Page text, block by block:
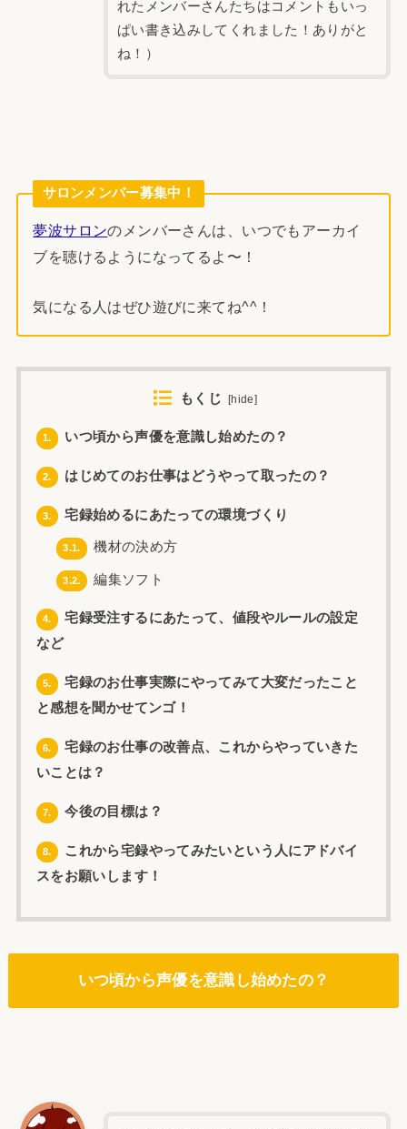
れたメンバーさんたちはコメントもいっ
ぱい書き込みしてくれました！ありがと
ね！）
サロンメンバー募集中！
夢波サロンのメンバーさんは、いつでもアーカイ
ブを聴けるようになってるよ〜！
気になる人はぜひ遊びに来てね^^！
もくじ [hide]
1. いつ頃から声優を意識し始めたの？
2. はじめてのお仕事はどうやって取ったの？
3. 宅録始めるにあたっての環境づくり
3.1. 機材の決め方
3.2. 編集ソフト
4.
宅録受注するにあたって、値段やルールの設定
など
5.
宅録のお仕事実際にやってみて大変だったこと
と感想を聞かせてンゴ！
6.
宅録のお仕事の改善点、これからやっていきた
いことは？
7. 今後の目標は？
8.
これから宅録やってみたいという人にアドバイ
スをお願いします！
いつ頃から声優を意識し始めたの？